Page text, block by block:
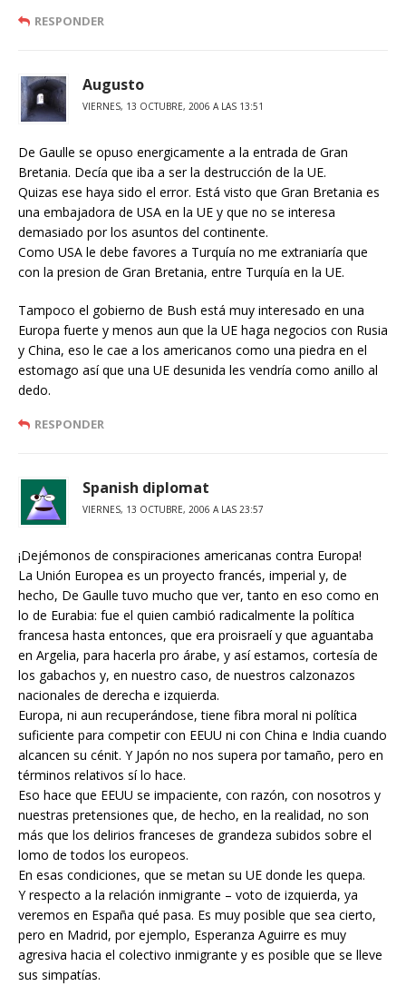
RESPONDER
Augusto
VIERNES, 13 OCTUBRE, 2006 A LAS 13:51
De Gaulle se opuso energicamente a la entrada de Gran
Bretania. Decía que iba a ser la destrucción de la UE.
Quizas ese haya sido el error. Está visto que Gran Bretania es
una embajadora de USA en la UE y que no se interesa
demasiado por los asuntos del continente.
Como USA le debe favores a Turquía no me extraniaría que
con la presion de Gran Bretania, entre Turquía en la UE.
Tampoco el gobierno de Bush está muy interesado en una
Europa fuerte y menos aun que la UE haga negocios con Rusia
y China, eso le cae a los americanos como una piedra en el
estomago así que una UE desunida les vendría como anillo al
dedo.
RESPONDER
Spanish diplomat
VIERNES, 13 OCTUBRE, 2006 A LAS 23:57
¡Dejémonos de conspiraciones americanas contra Europa!
La Unión Europea es un proyecto francés, imperial y, de
hecho, De Gaulle tuvo mucho que ver, tanto en eso como en
lo de Eurabia: fue el quien cambió radicalmente la política
francesa hasta entonces, que era proisraelí y que aguantaba
en Argelia, para hacerla pro árabe, y así estamos, cortesía de
los gabachos y, en nuestro caso, de nuestros calzonazos
nacionales de derecha e izquierda.
Europa, ni aun recuperándose, tiene fibra moral ni política
suficiente para competir con EEUU ni con China e India cuando
alcancen su cénit. Y Japón no nos supera por tamaño, pero en
términos relativos sí lo hace.
Eso hace que EEUU se impaciente, con razón, con nosotros y
nuestras pretensiones que, de hecho, en la realidad, no son
más que los delirios franceses de grandeza subidos sobre el
lomo de todos los europeos.
En esas condiciones, que se metan su UE donde les quepa.
Y respecto a la relación inmigrante – voto de izquierda, ya
veremos en España qué pasa. Es muy posible que sea cierto,
pero en Madrid, por ejemplo, Esperanza Aguirre es muy
agresiva hacia el colectivo inmigrante y es posible que se lleve
sus simpatías.